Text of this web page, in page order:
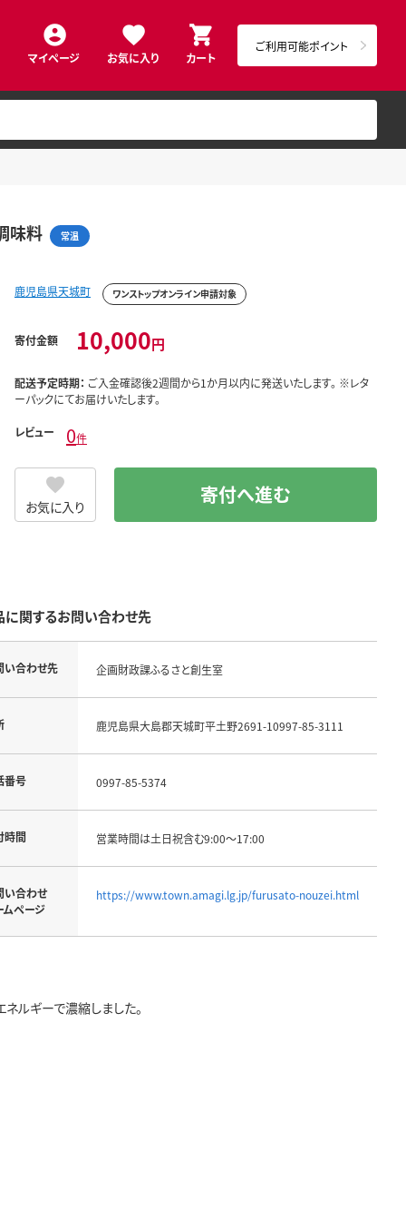
マイページ お気に入り カート
ご利用可能ポイント
味料 常温
鹿児島県天城町 ワンストップオンライン申請対象
寄付金額 10,000円
配送予定時期： ご入金確認後2週間から1か月以内に発送いたします。 ※レタ
ーパックにてお届けいたします。
レビュー 0件
お気に入り 寄付へ進む
に関するお問い合わせ先
い合わせ先 企画財政課ふるさと創生室
鹿児島県大島郡天城町平土野2691-10997-85-3111
番号 0997-85-5374
時間 営業時間は土日祝含む9:00～17:00
い合わせ
ムページ
https://www.town.amagi.lg.jp/furusato-nouzei.html
ルギーで濃縮しました。